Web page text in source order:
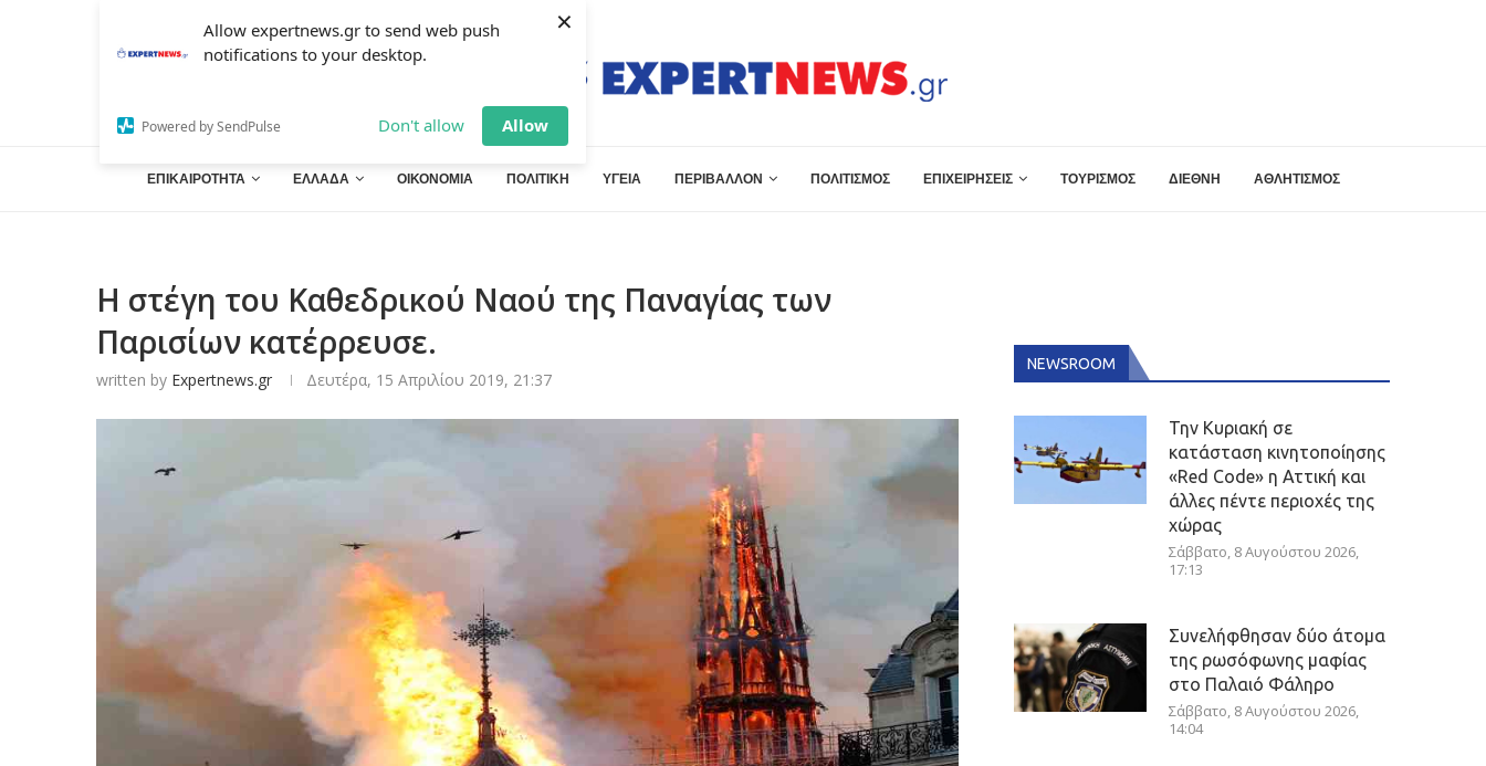
Allow expertnews.gr to send web push
notifications to your desktop.
Powered by SendPulse Don't allow Allow
×
ΕΠΙΚΑΙΡΟΤΗΤΑ ΕΛΛΑΔΑ ΟΙΚΟΝΟΜΙΑ ΠΟΛΙΤΙΚΗ ΥΓΕΙΑ ΠΕΡΙΒΑΛΛΟΝ ΠΟΛΙΤΙΣΜΟΣ ΕΠΙΧΕΙΡΗΣΕΙΣ ΤΟΥΡΙΣΜΟΣ ΔΙΕΘΝΗ ΑΘΛΗΤΙΣΜΟΣ
Η στέγη του Καθεδρικού Ναού της Παναγίας των
Παρισίων κατέρρευσε.
written by Expertnews.gr Δευτέρα, 15 Απριλίου 2019, 21:37
NEWSROOM
Την Κυριακή σε
κατάσταση κινητοποίησης
«Red Code» η Αττική και
άλλες πέντε περιοχές της
χώρας
Σάββατο, 8 Αυγούστου 2026,
17:13
Συνελήφθησαν δύο άτομα
της ρωσόφωνης μαφίας
στο Παλαιό Φάληρο
Σάββατο, 8 Αυγούστου 2026,
14:04